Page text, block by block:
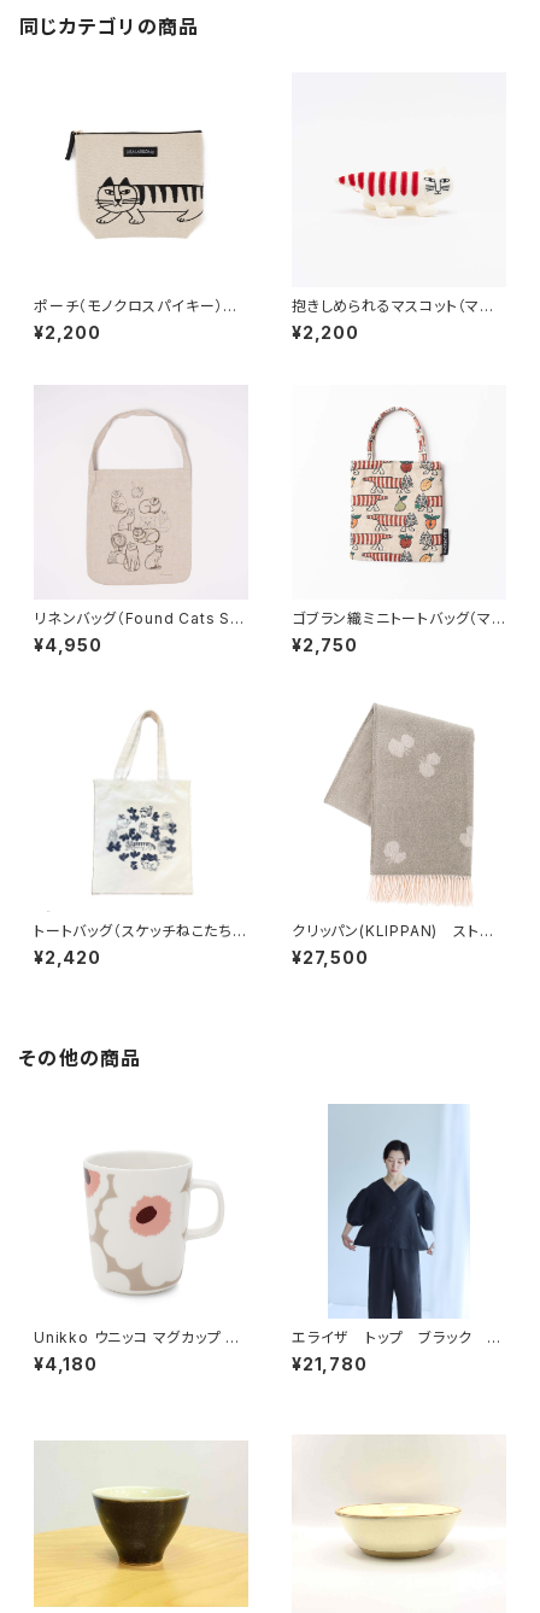
同じカテゴリの商品
ポーチ（モノクロスパイキー） /
Lisa Larson リサ・ラーソン
¥2,200
抱きしめられるマスコット（マイ
キー） / Lisa Larson リ
サ・ラーソン
¥2,200
リネンバッグ（Found Cats Ser
ies）／ Lisa Larson リサ・ラ
ーソン
¥4,950
ゴブラン織ミニトートバッグ（マイ
キー・フルーツ） / Lisa Lars
on リサ・ラーソン
¥2,750
トートバッグ（スケッチねこたちL
eaves series） / Lisa Lar
son リサ・ラーソン
¥2,420
クリッパン(KLIPPAN) ストー
ル CHOUCHO / mina p
erhonen(ミナ ペルホネン)
¥27,500
その他の商品
Unikko ウニッコ マグカップ 25
0ml / marimekko マリメッ
コ
¥4,180
エライザ トップ ブラック
／ fog linen work フォグリ
ネンワーク
¥21,780